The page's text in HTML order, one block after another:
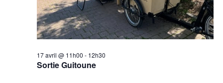
2026
Sortie Guitoune
17 avril @ 11h00 - 12h30